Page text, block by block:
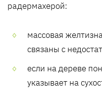
радермахерой:
массовая
связаны с
если на дереве
указывает на